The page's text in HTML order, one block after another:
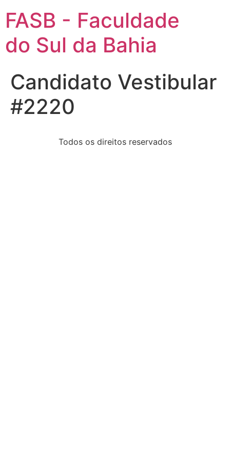
FASB - Faculdade
do Sul da Bahia
Candidato Vestibular
#2220
Todos os direitos reservados